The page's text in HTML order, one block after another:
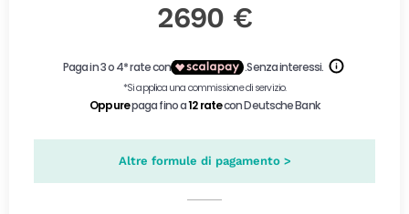
2690 €
Altre formule di pagamento >